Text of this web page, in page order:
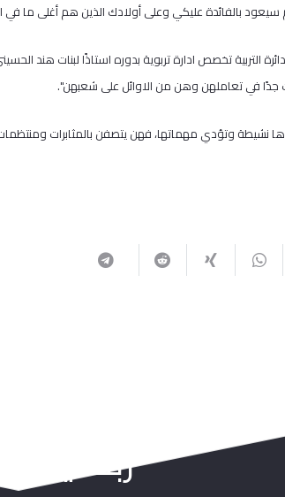
بالفائدة عليكي وعلى أولادك الذين هم أغلى ما في
التربية تخصص ادارة تربوية بدوره استاذًا لبنات هند
في تعاملهن وهن من الاوائل على شعبهن".
وتؤدي مهماتها، فهن يتصفن بالمثابرات
ربما